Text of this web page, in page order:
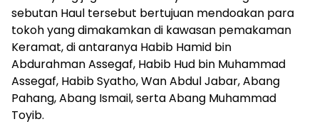
sebutan Haul tersebut bertujuan mendoakan para
tokoh yang dimakamkan di kawasan pemakaman
Keramat, di antaranya Habib Hamid bin
Abdurahman Assegaf, Habib Hud bin Muhammad
Assegaf, Habib Syatho, Wan Abdul Jabar, Abang
Pahang, Abang Ismail, serta Abang Muhammad
Toyib.